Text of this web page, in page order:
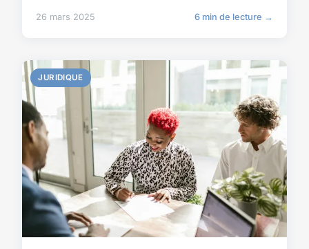
26 mars 2025 6 min de lecture →
JURIDIQUE